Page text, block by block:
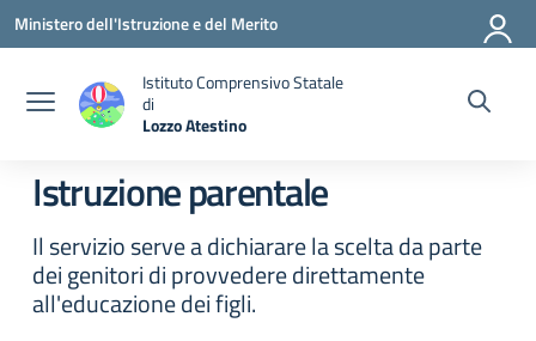
Vai ai contenuti
Vai al menu di navigazione
Vai al footer
Ministero dell'Istruzione e del Merito
Istituto Comprensivo Statale
di
Lozzo Atestino
Istruzione parentale
Il servizio serve a dichiarare la scelta da parte
dei genitori di provvedere direttamente
all'educazione dei figli.